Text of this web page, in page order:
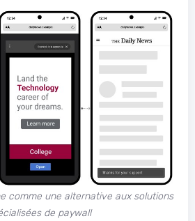
comme une alternative aux solutions
de paywall